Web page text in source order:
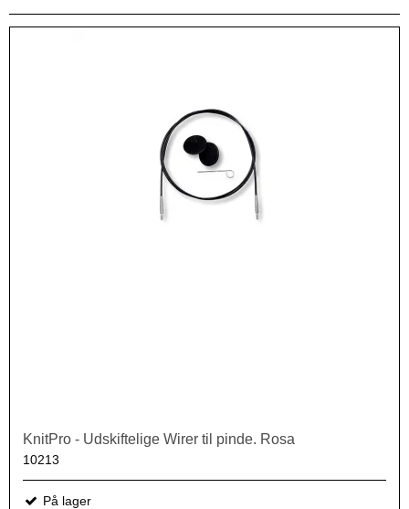
KnitPro - Udskiftelige Wirer til pinde. Rosa
10213
På lager